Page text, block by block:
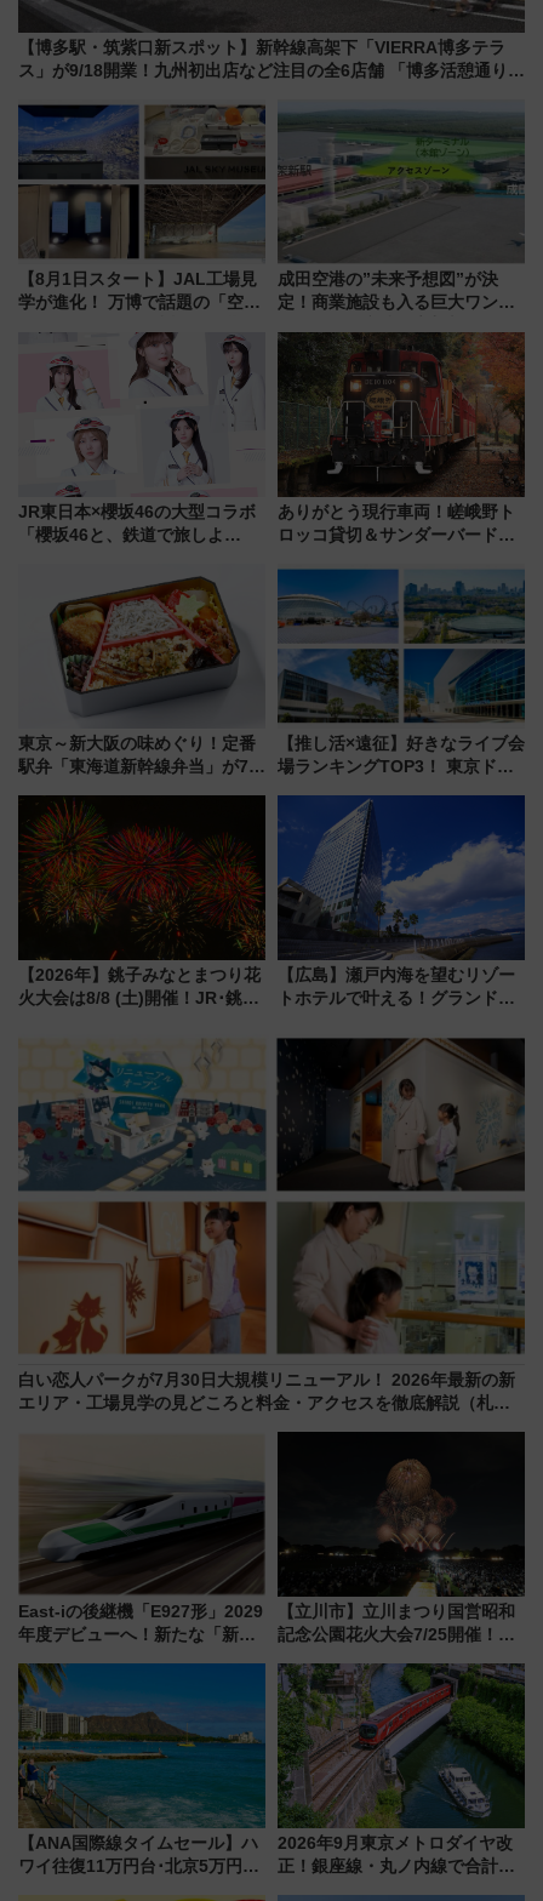
【博多駅・筑紫口新スポット】新幹線高架下「VIERRA博多テラ
ス」が9/18開業！九州初出店など注目の全6店舗 「博多活憩通り」
【8月1日スタート】JAL工場見
学が進化！ 万博で話題の「空飛
限定の歴代制服仮想試着体験も
レポート
成田空港の”未来予想図”が決
定！商業施設も入る巨大ワンタ
で新型特急が品川･羽田とを結
ぶ！ JR空港駅は2面3線化！
JR東日本×櫻坂46の大型コラボ
「櫻坂46と、鉄道で旅しよ
潟・長野・庄内へ
ありがとう現行車両！嵯峨野ト
ロッコ貸切＆サンダーバードレ
斉藤雪乃＆福原トシヒロと行
く！9月13日「京都の鉄道満喫
ツアー」開催
東京～新大阪の味めぐり！定番
駅弁「東海道新幹線弁当」が7月
【推し活×遠征】好きなライブ会
場ランキングTOP3！ 東京ドー
由と交通アクセス術、ライブ会
場に何を求める？
【2026年】銚子みなとまつり花
火大会は8/8 (土)開催！JR･銚子
報、利根川に咲く8,000発の大迫
力＆屋台を満喫
【広島】瀬戸内海を望むリゾー
トホテルで叶える！グランドプ
ディング＆カジュアルパーティ
ープラン
白い恋人パークが7月30日大規模リニューアル！ 2026年最新の新
エリア・工場見学の見どころと料金・アクセスを徹底解説（札幌
East-iの後継機「E927形」2029
年度デビューへ！新たな「新幹
説【JR東日本】
【立川市】立川まつり国営昭和
記念公園花火大会7/25開催！
混雑に要注意、その理由は
【ANA国際線タイムセール】ハ
ワイ往復11万円台･北京5万円台
2026年9月東京メトロダイヤ改
正！銀座線・丸ノ内線で合計